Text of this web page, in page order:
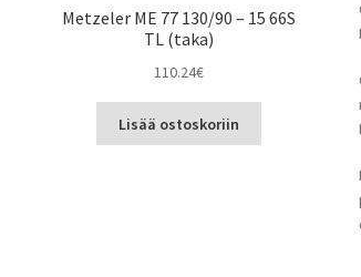
Metzeler ME 77 130/90 – 15 66S
TL (taka)
110.24€
Lisää ostoskoriin